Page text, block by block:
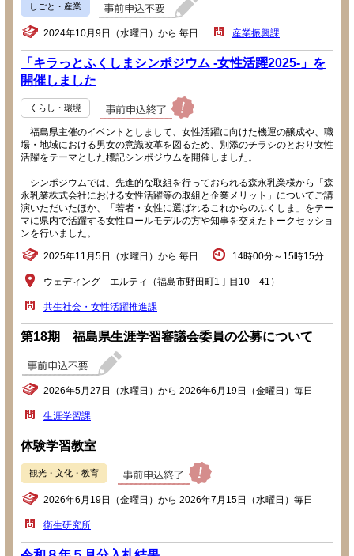
しごと・産業
2024年10月9日（水曜日）から 毎日 産業振興課
「キラっとふくしまシンポジウム -女性活躍2025-」を
開催しました
くらし・環境
福島県主催のイベントとしまして、女性活躍に向けた機運の醸成や、職
場・地域における男女の意識改革を図るため、別添のチラシのとおり女性
活躍をテーマとした標記シンポジウムを開催しました。
シンポジウムでは、先進的な取組を行っておられる森永乳業様から「森
永乳業株式会社における女性活躍等の取組と企業メリット」についてご講
演いただいたほか、「若者・女性に選ばれるこれからのふくしま」をテー
マに県内で活躍する女性ロールモデルの方や知事を交えたトークセッショ
ンを行いました。
2025年11月5日（水曜日）から 毎日 14時00分～15時15分
ウェディング エルティ（福島市野田町1丁目10－41）
共生社会・女性活躍推進課
第18期 福島県生涯学習審議会委員の公募について
2026年5月27日（水曜日）から 2026年6月19日（金曜日）毎日
生涯学習課
体験学習教室
観光・文化・教育
2026年6月19日（金曜日）から 2026年7月15日（水曜日）毎日
衛生研究所